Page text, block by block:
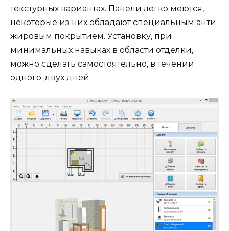
текстурных вариантах. Панели легко моются,
некоторые из них обладают специальным анти
жировым покрытием. Установку, при
минимальных навыках в области отделки,
можно сделать самостоятельно, в течении
одного-двух дней.